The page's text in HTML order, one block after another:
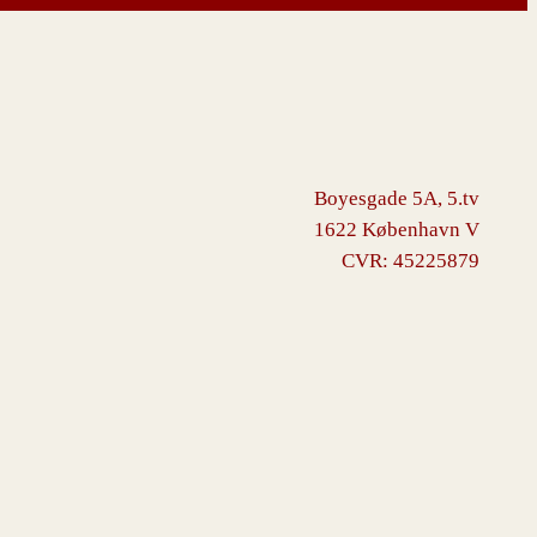
Boyesgade 5A, 5.tv
1622 København V
CVR: 45225879